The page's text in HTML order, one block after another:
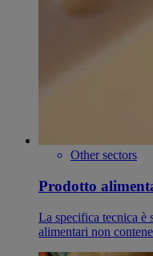
Other sectors
Prodotto
La specifica tecnica è
alimentari non